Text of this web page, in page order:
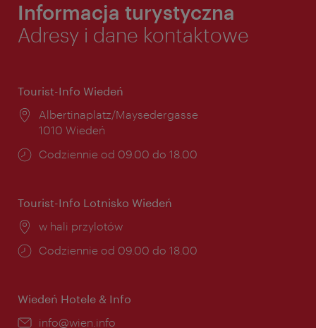
Informacja turystyczna
Adresy i dane kontaktowe
Tourist-Info Wiedeń
Miejsce:
Albertinaplatz/Maysedergasse
1010 Wiedeń
Godziny
Codziennie od 09.00 do 18.00
Tourist-Info Lotnisko Wiedeń
Miejsce:
w hali przylotów
Godziny
Codziennie od 09.00 do 18.00
Wiedeń Hotele & Info
E-
info@wien.info